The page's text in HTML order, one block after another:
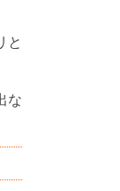
と
な